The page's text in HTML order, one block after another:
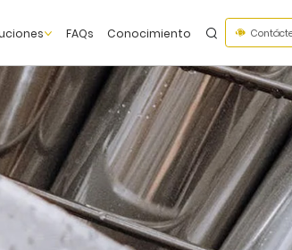
FAQs Conocimiento